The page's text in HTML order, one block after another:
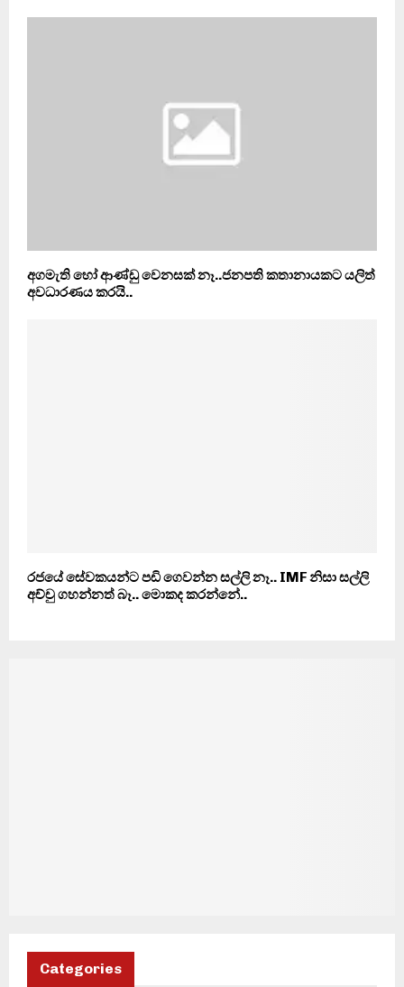
අගමැති හෝ ආණ්ඩු වෙනසක් නෑ..ජනපති කතානායකට යලිත්
අවධාරණය කරයි..
රජයේ සේවකයන්ට පඩි ගෙවන්න සල්ලි නෑ.. IMF නිසා සල්ලි
අච්චු ගහන්නත් බෑ.. මොකද කරන්නේ..
Categories